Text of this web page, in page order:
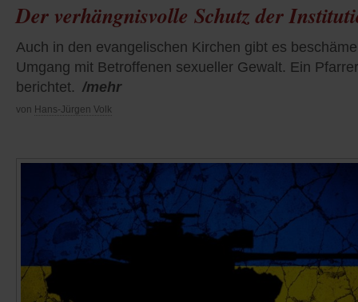
Der verhängnisvolle Schutz der
Auch in den evangelischen Kirchen gibt es
Umgang mit Betroffenen sexueller Gewalt. Ein Pfarrer
berichtet. /mehr
von Hans-Jürgen Volk